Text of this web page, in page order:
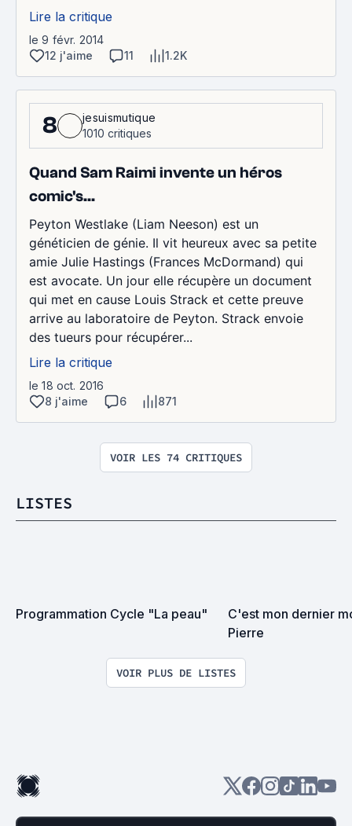
Lire la critique
le 9 févr. 2014
12 j'aime
11 1.2K
8
jesuismutique
1010 critiques
Quand Sam Raimi invente un héros
comic's...
Peyton Westlake (Liam Neeson) est un
généticien de génie. Il vit heureux avec sa petite
amie Julie Hastings (Frances McDormand) qui
est avocate. Un jour elle récupère un document
qui met en cause Louis Strack et cette preuve
arrive au laboratoire de Peyton. Strack envoie
des tueurs pour récupérer...
Lire la critique
le 18 oct. 2016
8 j'aime
6 871
VOIR LES 74 CRITIQUES
LISTES
Programmation Cycle "La peau"
C'est mon dernier
Pierre
VOIR PLUS DE LISTES